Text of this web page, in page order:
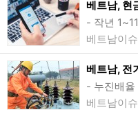
베트남이슈
베트남이슈